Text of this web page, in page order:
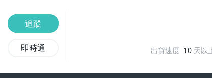
追蹤
即時通 出貨速度 10 天以